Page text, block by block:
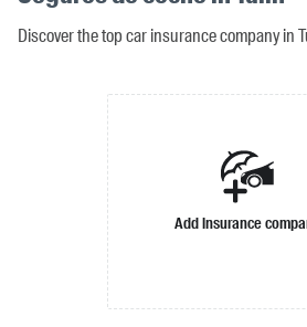
Discover the top car insurance company in
Add insurance